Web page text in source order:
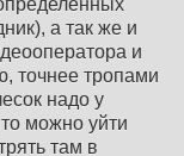
а так же и
и
точнее тропами
надо у
можно уйти
там в